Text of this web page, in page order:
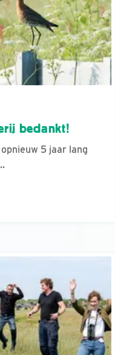
bedankt!
5 jaar lang